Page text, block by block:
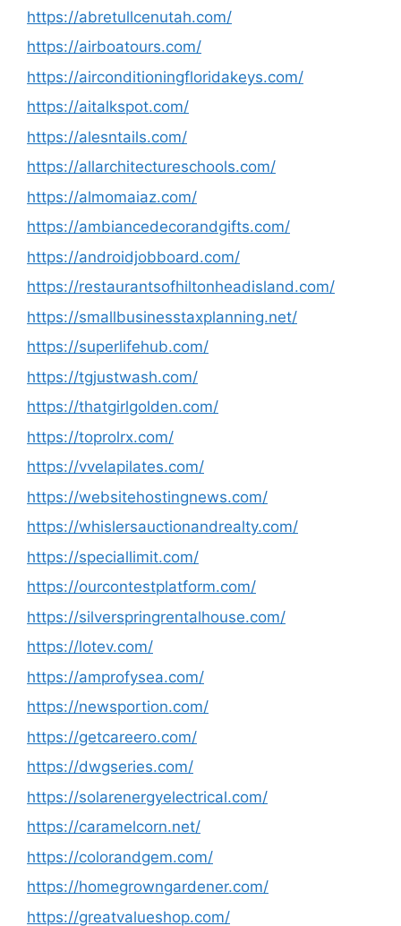
https://abretullcenutah.com/
https://airboatours.com/
https://airconditioningfloridakeys.com/
https://aitalkspot.com/
https://alesntails.com/
https://allarchitectureschools.com/
https://almomaiaz.com/
https://ambiancedecorandgifts.com/
https://androidjobboard.com/
https://restaurantsofhiltonheadisland.com/
https://smallbusinesstaxplanning.net/
https://superlifehub.com/
https://tgjustwash.com/
https://thatgirlgolden.com/
https://toprolrx.com/
https://vvelapilates.com/
https://websitehostingnews.com/
https://whislersauctionandrealty.com/
https://speciallimit.com/
https://ourcontestplatform.com/
https://silverspringrentalhouse.com/
https://lotev.com/
https://amprofysea.com/
https://newsportion.com/
https://getcareero.com/
https://dwgseries.com/
https://solarenergyelectrical.com/
https://caramelcorn.net/
https://colorandgem.com/
https://homegrowngardener.com/
https://greatvalueshop.com/